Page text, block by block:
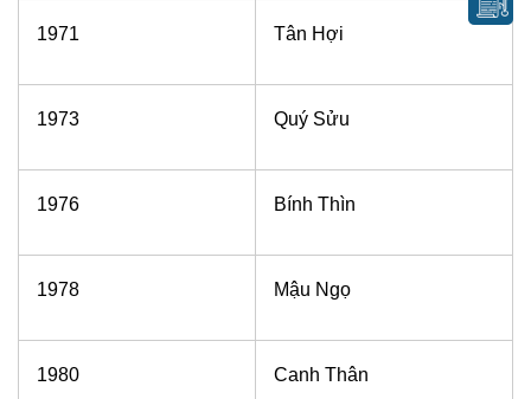
1971 Tân Hợi
1973 Quý Sửu
1976 Bính Thìn
1978 Mậu Ngọ
1980 Canh Thân